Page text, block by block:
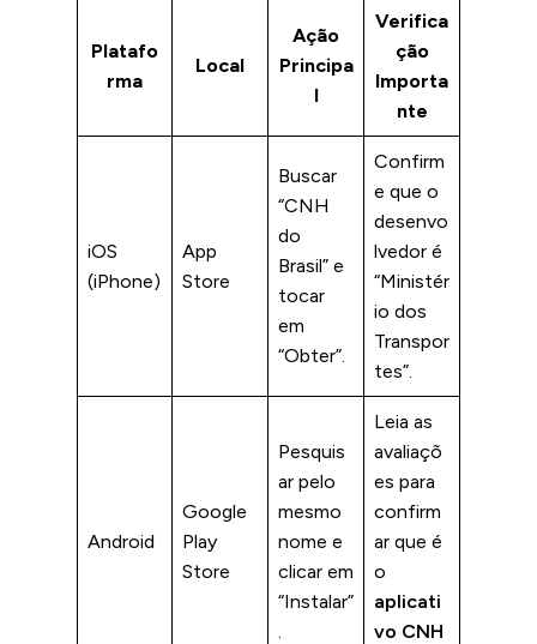
Platafo
rma
Local
Ação
Principa
l
Verifica
ção
Importa
nte
iOS
(iPhone)
App
Store
Buscar
“CNH
do
Brasil” e
tocar
em
“Obter”.
Confirm
e que o
desenvo
lvedor é
“Ministér
io dos
Transpor
tes”.
Android
Google
Play
Store
Pesquis
ar pelo
mesmo
nome e
clicar em
“Instalar”
.
Leia as
avaliaçõ
es para
confirm
ar que é
o
aplicati
vo CNH